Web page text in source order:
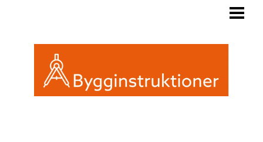
ATTEFALL ELLER FRIGGEBOD
INREDA EN FRIGGEBOD